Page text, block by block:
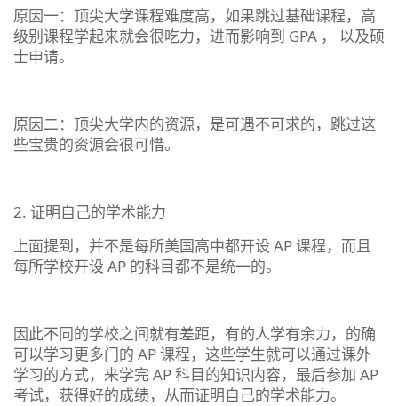
原因一：顶尖大学课程难度高，如果跳过基础课程，高
级别课程学起来就会很吃力，进而影响到 GPA ， 以及硕
士申请。
原因二：顶尖大学内的资源，是可遇不可求的，跳过这
些宝贵的资源会很可惜。
2. 证明自己的学术能力
上面提到，并不是每所美国高中都开设 AP 课程，而且
每所学校开设 AP 的科目都不是统一的。
因此不同的学校之间就有差距，有的人学有余力，的确
可以学习更多门的 AP 课程，这些学生就可以通过课外
学习的方式，来学完 AP 科目的知识内容，最后参加 AP
考试，获得好的成绩，从而证明自己的学术能力。